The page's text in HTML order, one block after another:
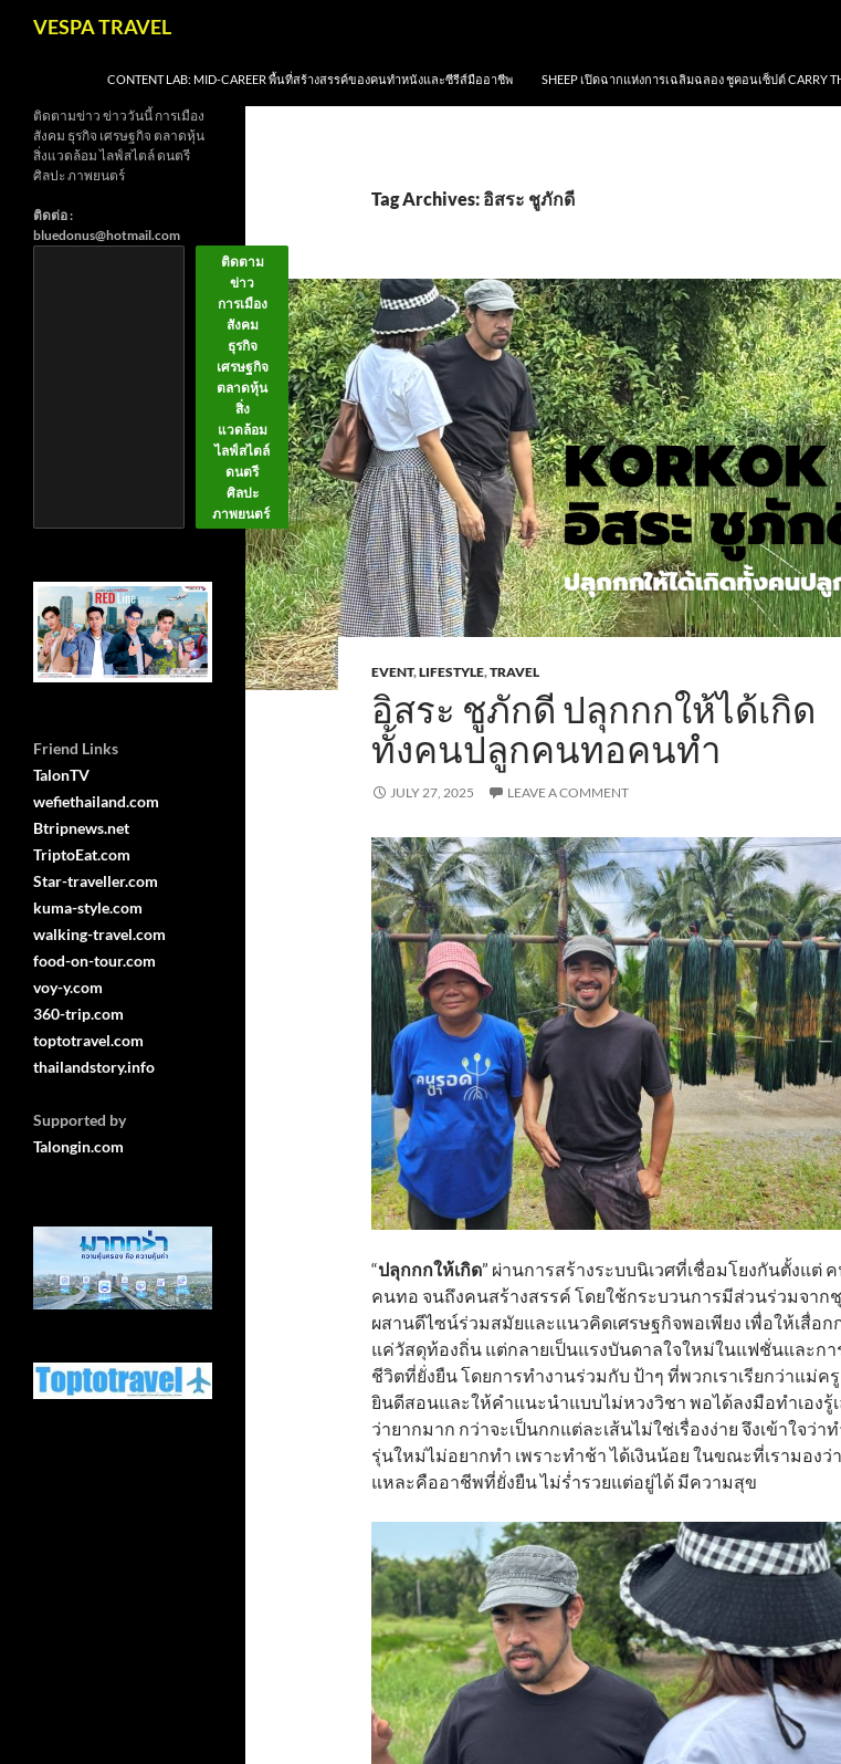
VESPA TRAVEL
CONTENT LAB: MID-CAREER พื้นที่สร้างสรรค์ของคนทำหนังและซีรีส์มืออาชีพ SHEEP เปิดฉากแห่งการเฉลิมฉลอง ชูคอนเซ็ปต์ CARRY
Tag Archives: อิสระ ชูภักดี
EVENT,LIFESTYLE,TRAVEL
อิสระ ชูภักดี ปลุกกกให้ได้เกิด
ทั้งคนปลูกคนทอคนทำ
JULY 27, 2025 LEAVE A COMMENT
“ปลุกกกให้เกิด” ผ่านการสร้างระบบนิเวศที่เชื่อมโยงกันตั้งแต่
คนทอ จนถึงคนสร้างสรรค์ โดยใช้กระบวนการมีส่วนร่วมจาก
ผสานดีไซน์ร่วมสมัยและแนวคิดเศรษฐกิจพอเพียง เพื่อให้เสื่อก
แค่วัสดุท้องถิ่น แต่กลายเป็นแรงบันดาลใจใหม่ในแฟชั่นและกา
ชีวิตที่ยั่งยืน โดยการทำงานร่วมกับ ป้าๆ ที่พวกเราเรียกว่าแม่ค
ยินดีสอนและให้คำแนะนำแบบไม่หวงวิชา พอได้ลงมือทำเองรู้
ว่ายากมาก กว่าจะเป็นกกแต่ละเส้นไม่ใช่เรื่องง่าย จึงเข้าใจว่า
รุ่นใหม่ไม่อยากทำ เพราะทำช้า ได้เงินน้อย ในขณะที่เรามองว่
แหละคืออาชีพที่ยั่งยืน ไม่ร่ำรวยแต่อยู่ได้ มีความสุข
ติดตามข่าว ข่าววันนี้ การเมือง
สังคม ธุรกิจ เศรษฐกิจ ตลาดหุ้น
สิ่งแวดล้อม ไลฟ์สไตล์ ดนตรี
ศิลปะ ภาพยนตร์
ติดต่อ :
bluedonus@hotmail.com
ติดตาม
ข่าว
การเมือง
สังคม
ธุรกิจ
เศรษฐกิจ
ตลาดหุ้น
สิ่ง
แวดล้อม
ไลฟ์สไตล์
ดนตรี
ศิลปะ
ภาพยนตร์
Friend Links
TalonTV
wefiethailand.com
Btripnews.net
TriptoEat.com
Star-traveller.com
kuma-style.com
walking-travel.com
food-on-tour.com
voy-y.com
360-trip.com
toptotravel.com
thailandstory.info
Supported by
Talongin.com